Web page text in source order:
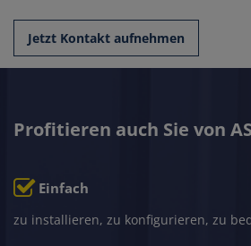
Jetzt Kontakt aufnehmen
Profitieren auch Sie von
Einfach
zu installieren, zu konfigurieren, zu